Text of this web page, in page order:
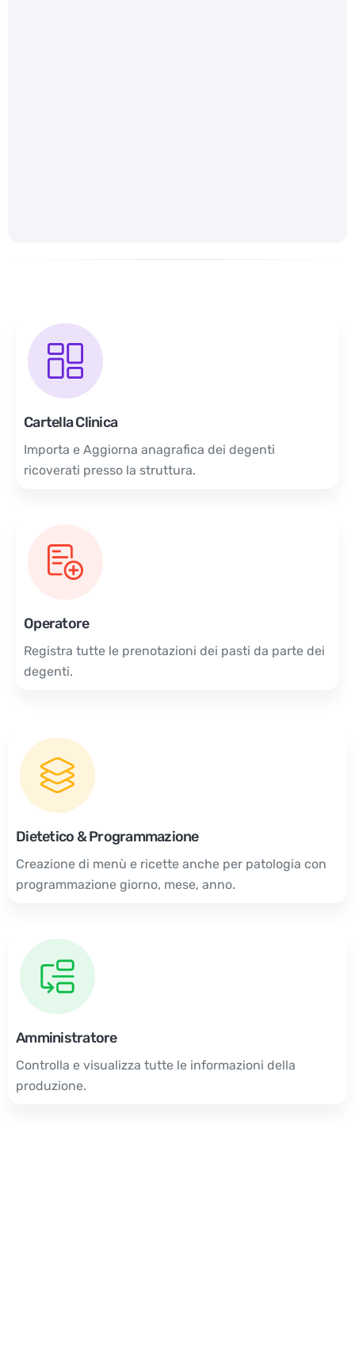
Cartella Clinica
Importa e Aggiorna anagrafica dei degenti
ricoverati presso la struttura.
Operatore
Registra tutte le prenotazioni dei pasti da parte dei
degenti.
Dietetico & Programmazione
Creazione di menù e ricette anche per patologia con
programmazione giorno, mese, anno.
Amministratore
Controlla e visualizza tutte le informazioni della
produzione.